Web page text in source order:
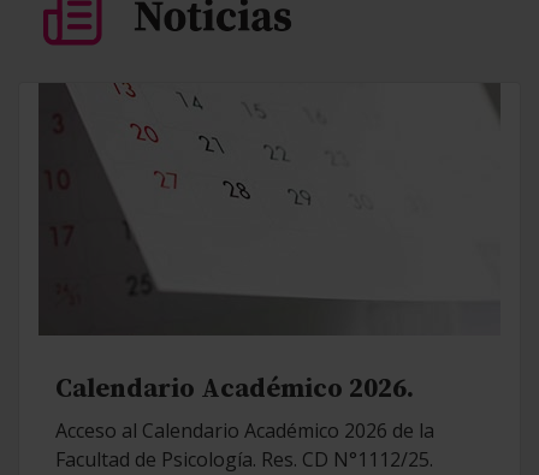
Calendario Académico 2026.
Acceso al Calendario Académico 2026 de la
Facultad de Psicología. Res. CD N°1112/25.